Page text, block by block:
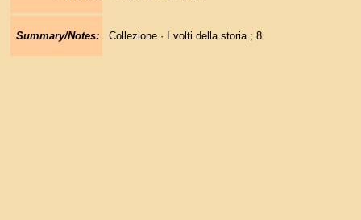
Summary/Notes: Collezione · I volti della storia ; 8